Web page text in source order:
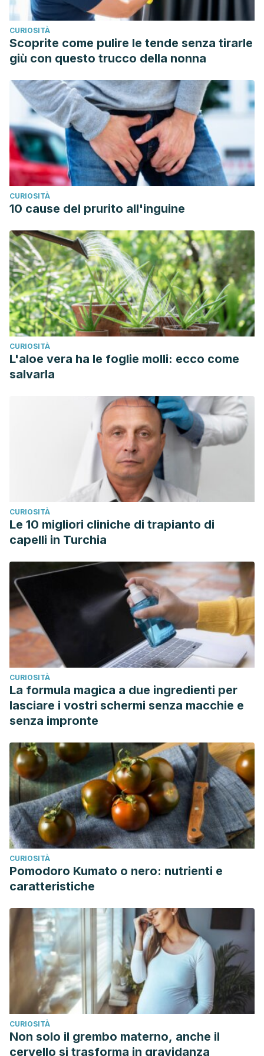
Pages 188–205, https://doi.org/10.1111/j.1753-
4887.2009.00189.x
CURIOSITÀ
Scoprite come pulire le tende senza tirarle
giù con questo trucco della nonna
CURIOSITÀ
10 cause del prurito all'inguine
CURIOSITÀ
L'aloe vera ha le foglie molli: ecco come
salvarla
CURIOSITÀ
Le 10 migliori cliniche di trapianto di
capelli in Turchia
CURIOSITÀ
La formula magica a due ingredienti per
lasciare i vostri schermi senza macchie e
senza impronte
CURIOSITÀ
Pomodoro Kumato o nero: nutrienti e
caratteristiche
CURIOSITÀ
Non solo il grembo materno, anche il
cervello si trasforma in gravidanza